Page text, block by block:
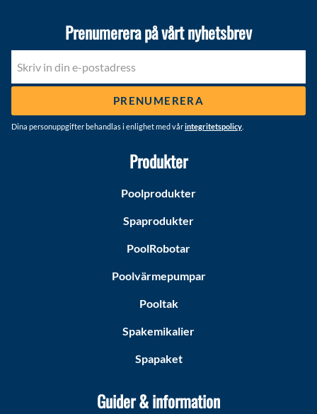
Prenumerera på vårt nyhetsbrev
PRENUMERERA
Dina personuppgifter behandlas i enlighet med vårintegritetspolicy
Produkter
Poolprodukter
Spaprodukter
PoolRobotar
Poolvärmepumpar
Pooltak
Spakemikalier
Spapaket
Guider & information